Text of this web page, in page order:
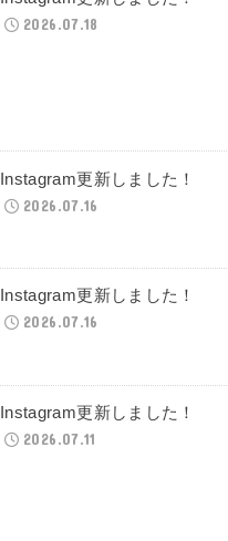
2026.07.18
Instagram更新しました！
2026.07.16
Instagram更新しました！
2026.07.16
Instagram更新しました！
2026.07.11